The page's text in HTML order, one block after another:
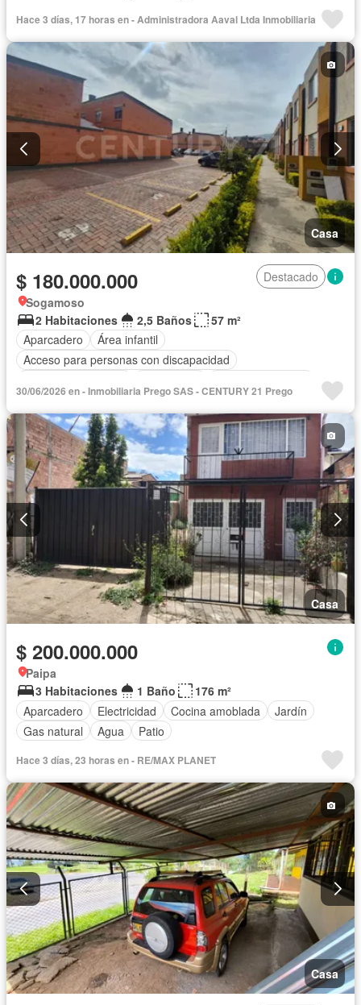
Hace 3 días, 17 horas en - Administradora Aaval Ltda Inmobiliaria
Casa
$ 180.000.000
Destacado
Sogamoso
2 Habitaciones
2,5 Baños
57 m²
Aparcadero
Área infantil
Acceso para personas con discapacidad
30/06/2026 en - Inmobiliaria Prego SAS - CENTURY 21 Prego
Casa
$ 200.000.000
Paipa
3 Habitaciones
1 Baño
176 m²
Aparcadero
Electricidad Cocina amoblada
Jardín
Gas natural
Agua Patio
Hace 3 días, 23 horas en - RE/MAX PLANET
Casa